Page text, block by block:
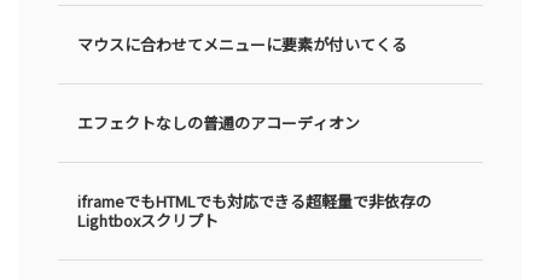
マウスに合わせてメニューに要素が付いてくる
エフェクトなしの普通のアコーディオン
iframeでもHTMLでも対応できる超軽量で非依存の
Lightboxスクリプト